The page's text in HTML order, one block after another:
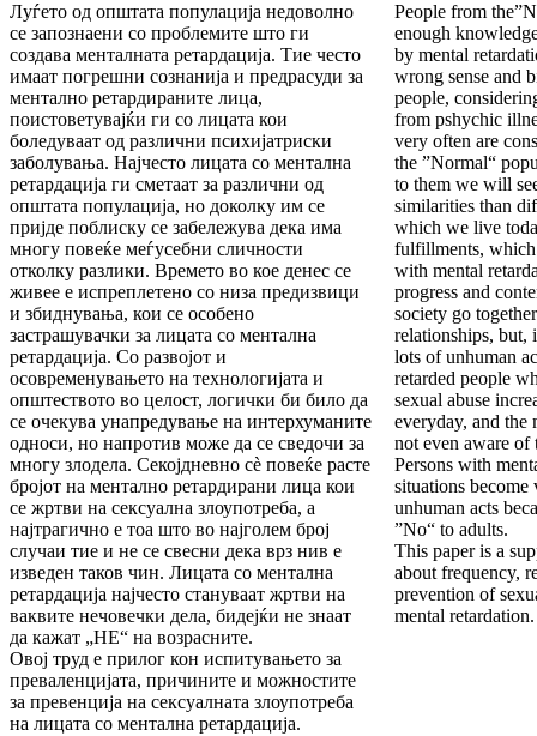
Луѓето од општата популација недоволно
се запознаени со проблемите што ги
создава менталната ретардација. Тие често
имаат погрешни сознанија и предрасуди за
ментално ретардираните лица,
поистоветувајќи ги со лицата кои
боледуваат од различни психијатриски
заболувања. Најчесто лицата со ментална
ретардација ги сметаат за различни од
општата популација, но доколку им се
пријде поблиску се забележува дека има
многу повеќе меѓусебни сличности
отколку разлики. Времето во кое денес се
живее е испреплетено со низа предизвици
и збиднувања, кои се особено
застрашувачки за лицата со ментална
ретардација. Со развојот и
осовременувањето на технологијата и
општеството во целост, логички би било да
се очекува унапредување на интерхуманите
односи, но напротив може да се сведочи за
многу злодела. Секојдневно сè повеќе расте
бројот на ментално ретардирани лица кои
се жртви на сексуална злоупотреба, а
најтрагично е тоа што во најголем број
случаи тие и не се свесни дека врз нив е
изведен таков чин. Лицата со ментална
ретардација најчесто стануваат жртви на
ваквите нечовечки дела, бидејќи не знаат
да кажат „НЕ“ на возрасните.
Овој труд е прилог кон испитувањето за
преваленцијата, причините и можностите
за превенција на сексуалната злоупотреба
на лицата со ментална ретардација.
People from
enough
by mental
wrong sense and
people,
from pshychic
very often are
the ”Normal“
to them we will
similarities than
which we live
fulfillments,
with mental
progress and
society go
relationships, but,
lots of unhuman
retarded people
sexual abuse
everyday, and the
not even aware of
Persons with
situations
unhuman acts
”No“ to adults.
This paper is a
about frequency,
prevention of
mental retardation.